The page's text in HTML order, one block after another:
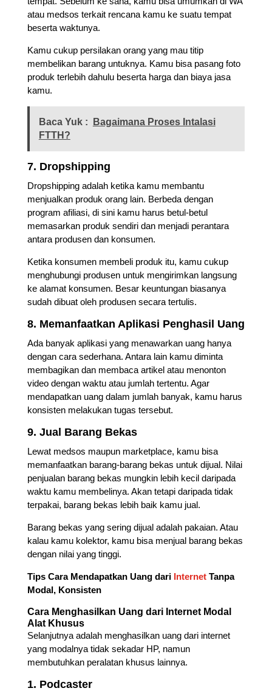
atau medsos terkait rencana kamu ke suatu tempat
beserta waktunya.
Kamu cukup persilakan orang yang mau titip
membelikan barang untuknya. Kamu bisa pasang foto
produk terlebih dahulu beserta harga dan biaya jasa
kamu.
Baca Yuk :
Bagaimana Proses Intalasi
FTTH?
7. Dropshipping
Dropshipping adalah ketika kamu membantu
menjualkan produk orang lain. Berbeda dengan
program afiliasi, di sini kamu harus betul-betul
memasarkan produk sendiri dan menjadi perantara
antara produsen dan konsumen.
Ketika konsumen membeli produk itu, kamu cukup
menghubungi produsen untuk mengirimkan langsung
ke alamat konsumen. Besar keuntungan biasanya
sudah dibuat oleh produsen secara tertulis.
8. Memanfaatkan Aplikasi Penghasil Uang
Ada banyak aplikasi yang menawarkan uang hanya
dengan cara sederhana. Antara lain kamu diminta
membagikan dan membaca artikel atau menonton
video dengan waktu atau jumlah tertentu. Agar
mendapatkan uang dalam jumlah banyak, kamu harus
konsisten melakukan tugas tersebut.
9. Jual Barang Bekas
Lewat medsos maupun marketplace, kamu bisa
memanfaatkan barang-barang bekas untuk dijual. Nilai
penjualan barang bekas mungkin lebih kecil daripada
waktu kamu membelinya. Akan tetapi daripada tidak
terpakai, barang bekas lebih baik kamu jual.
Barang bekas yang sering dijual adalah pakaian. Atau
kalau kamu kolektor, kamu bisa menjual barang bekas
dengan nilai yang tinggi.
Tips Cara Mendapatkan Uang dari InternetTanpa
Modal, Konsisten
Cara Menghasilkan Uang dari Internet Modal
Alat Khusus
Selanjutnya adalah menghasilkan uang dari internet
yang modalnya tidak sekadar HP, namun
membutuhkan peralatan khusus lainnya.
1. Podcaster